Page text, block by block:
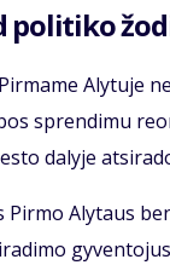
politiko
Alytuje
sprendimu
dalyje
Pirmo Alytaus